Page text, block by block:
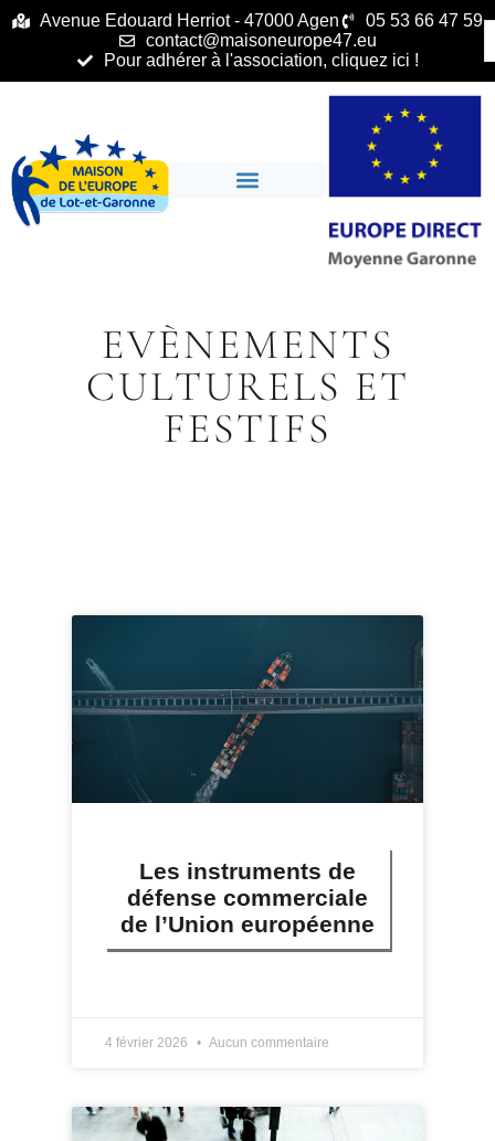
principalAvenue Edouard Herriot - 47000 Agen
05 53 66 47 59
contact@maisoneurope47.eu
Pour adhérer à l'association, cliquez ici !
EVÈNEMENTS
CULTURELS ET
FESTIFS
Les instruments de
défense commerciale
de l’Union européenne
4 février 2026 Aucun commentaire